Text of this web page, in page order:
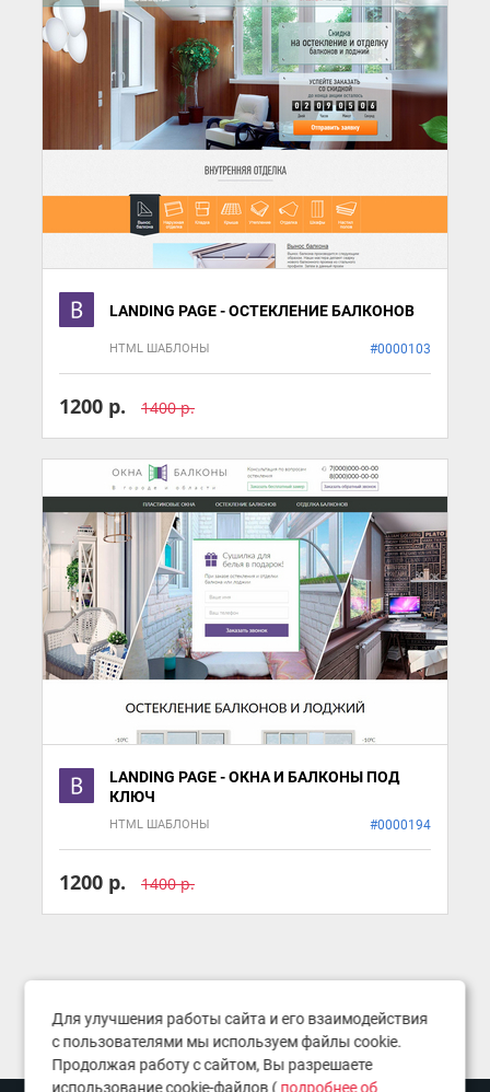
LANDING PAGE - ОСТЕКЛЕНИЕ БАЛКОНОВ
HTML ШАБЛОНЫ #0000103
1200 р. 1400 р.
LANDING PAGE - ОКНА И БАЛКОНЫ ПОД
КЛЮЧ
HTML ШАБЛОНЫ #0000194
1200 р. 1400 р.
Для улучшения работы сайта и его взаимодействия
с пользователями мы используем файлы cookie.
Продолжая работу с сайтом, Вы разрешаете
использование cookie-файлов ( подробнее об